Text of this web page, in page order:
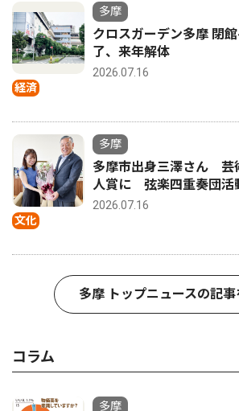
経済
多摩
クロスガーデン多摩 閉
了、来年解体
2026.07.16
文化
多摩
多摩市出身三澤さん 芸
人賞に 弦楽四重奏団活
2026.07.16
多摩 トップニュースの記事
コラム
多摩